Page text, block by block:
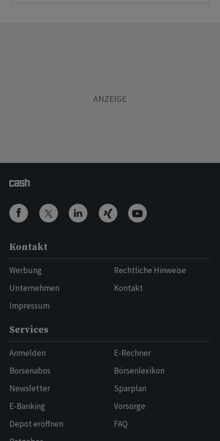
Kontakt
Werbung
Unternehmen
Impressum
Rechtliche Hinweise
Kontakt
Services
Anmelden
Börsenabos
Newsletter
E-Banking
Depot eröffnen
E-Rechner
Börsenlexikon
Sparplan
Vorsorge
FAQ